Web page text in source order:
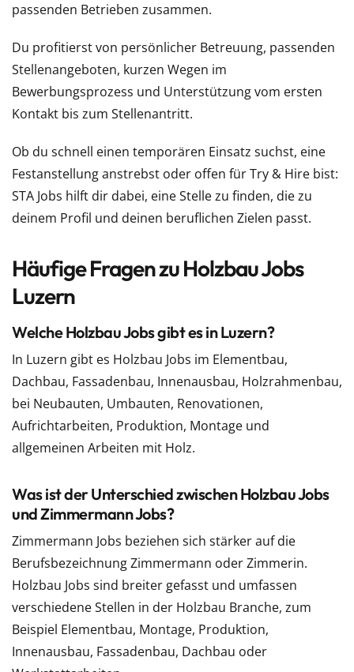
passenden Betrieben zusammen.
Du profitierst von persönlicher Betreuung, passenden
Stellenangeboten, kurzen Wegen im
Bewerbungsprozess und Unterstützung vom ersten
Kontakt bis zum Stellenantritt.
Ob du schnell einen temporären Einsatz suchst, eine
Festanstellung anstrebst oder offen für Try & Hire bist:
STA Jobs hilft dir dabei, eine Stelle zu finden, die zu
deinem Profil und deinen beruflichen Zielen passt.
Häufige Fragen zu Holzbau Jobs
Luzern
Welche Holzbau Jobs gibt es in Luzern?
In Luzern gibt es Holzbau Jobs im Elementbau,
Dachbau, Fassadenbau, Innenausbau, Holzrahmenbau,
bei Neubauten, Umbauten, Renovationen,
Aufrichtarbeiten, Produktion, Montage und
allgemeinen Arbeiten mit Holz.
Was ist der Unterschied zwischen Holzbau Jobs
und Zimmermann Jobs?
Zimmermann Jobs beziehen sich stärker auf die
Berufsbezeichnung Zimmermann oder Zimmerin.
Holzbau Jobs sind breiter gefasst und umfassen
verschiedene Stellen in der Holzbau Branche, zum
Beispiel Elementbau, Montage, Produktion,
Innenausbau, Fassadenbau, Dachbau oder